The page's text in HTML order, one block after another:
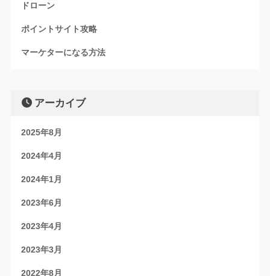
ドローン
ポイントサイト攻略
マーケターになる方法
アーカイブ
2025年8月
2024年4月
2024年1月
2023年6月
2023年4月
2023年3月
2022年8月